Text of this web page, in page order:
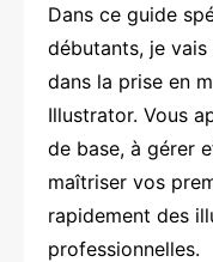
Dans ce guide
débutants, je
dans la prise en
Illustrator. Vous
de base, à gérer
maîtriser vos
rapidement des
professionnelles.